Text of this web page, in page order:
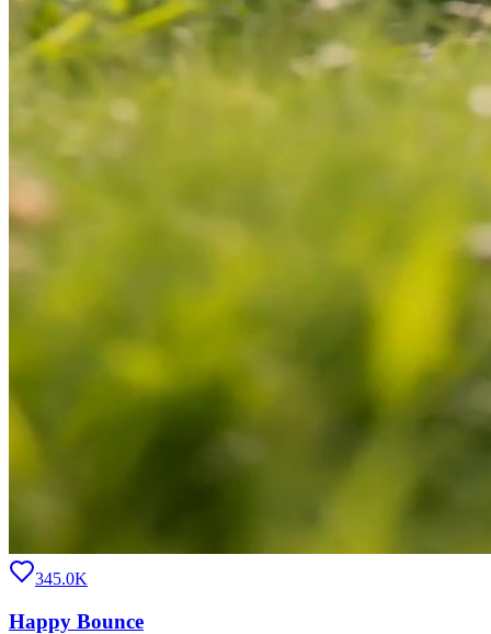
345.0K
Happy Bounce